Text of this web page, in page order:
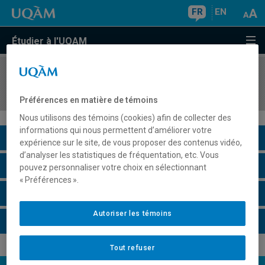
FR EN
Étudier à l'UQAM
COURS//
Description du cours
Horaire - Été 2026
Préférences en matière de témoins
Nous utilisons des témoins (cookies) afin de collecter des
informations qui nous permettent d’améliorer votre
expérience sur le site, de vous proposer des contenus vidéo,
d’analyser les statistiques de fréquentation, etc. Vous
pouvez personnaliser votre choix en sélectionnant
« Préférences ».
Tout refuser
Autoriser les témoins